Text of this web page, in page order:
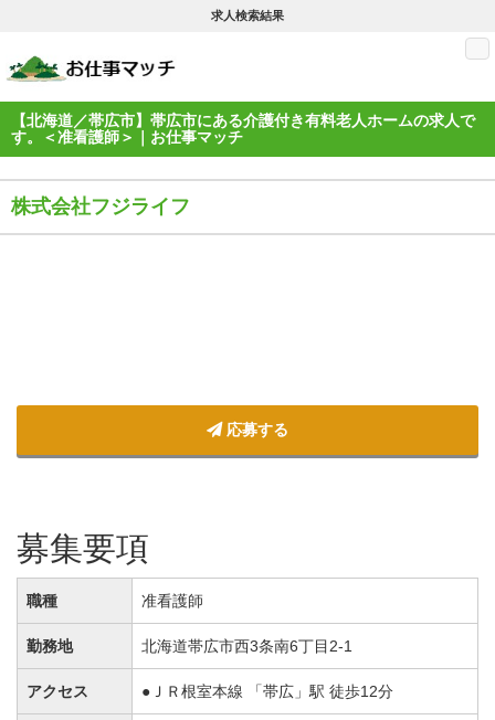
求人検索結果
【北海道／帯広市】帯広市にある介護付き有料老人ホームの求人で
す。＜准看護師＞｜お仕事マッチ
株式会社フジライフ
応募する
募集要項
職種 准看護師
勤務地 北海道帯広市西3条南6丁目2-1
アクセス ●ＪＲ根室本線 「帯広」駅 徒歩12分